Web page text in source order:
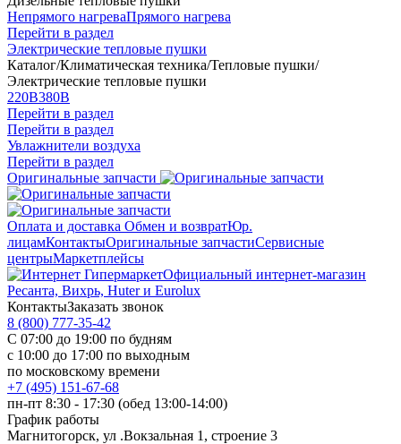
Непрямого нагреваПрямого нагрева
Перейти в раздел
Электрические тепловые пушки
Каталог/Климатическая техника/Тепловые пушки/
Электрические тепловые пушки
220В380В
Перейти в раздел
Перейти в раздел
Увлажнители воздуха
Перейти в раздел
Оригинальные запчасти
Оплата и доставка Обмен и возвратЮр.
лицамКонтактыОригинальные запчастиСервисные
центрыМаркетплейсы
Официальный интернет-магазин
Ресанта, Вихрь, Huter и Eurolux
КонтактыЗаказать звонок
8 (800) 777-35-42
С 07:00 до 19:00 по будням
с 10:00 до 17:00 по выходным
по московскому времени
+7 (495) 151-67-68
пн-пт 8:30 - 17:30 (обед 13:00-14:00)
График работы
Магнитогорск, ул .Вокзальная 1, строение 3